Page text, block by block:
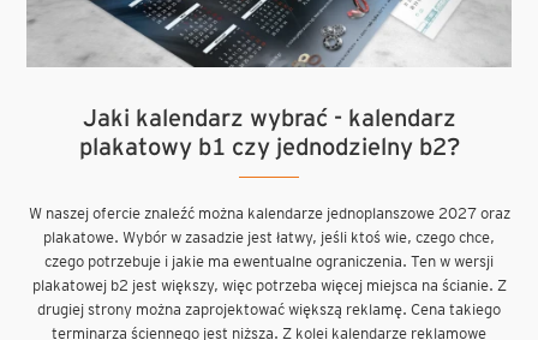
Jaki kalendarz wybrać - kalendarz
plakatowy b1 czy jednodzielny b2?
W naszej ofercie znaleźć można kalendarze jednoplanszowe 2027 oraz
plakatowe. Wybór w zasadzie jest łatwy, jeśli ktoś wie, czego chce,
czego potrzebuje i jakie ma ewentualne ograniczenia. Ten w wersji
plakatowej b2 jest większy, więc potrzeba więcej miejsca na ścianie. Z
drugiej strony można zaprojektować większą reklamę. Cena takiego
terminarza ściennego jest niższa. Z kolei kalendarze reklamowe